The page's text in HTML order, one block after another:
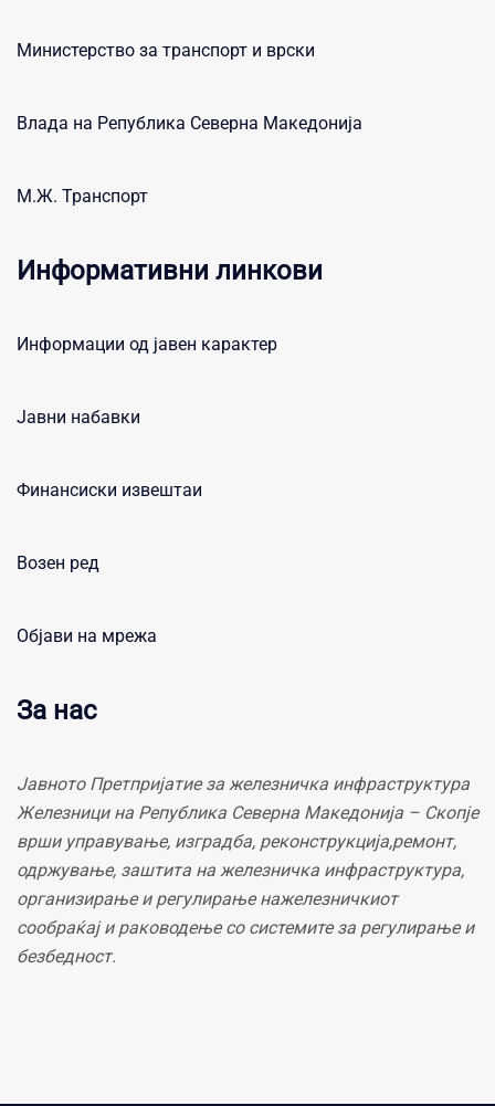
Министерство за транспорт и врски
Влада на Република Северна Македонија
М.Ж. Транспорт
Информативни линкови
Информации од јавен карактер
Јавни набавки
Финансиски извештаи
Возен ред
Објави на мрежа
За нас
Јавното Претпријатие за железничка инфраструктура
Железници на Република Северна Македонија – Скопје
врши управување, изградба, реконструкција,ремонт,
одржување, заштита на железничка инфраструктура,
организирање и регулирање нажелезничкиот
сообраќај и раководење со системите за регулирање и
безбедност.